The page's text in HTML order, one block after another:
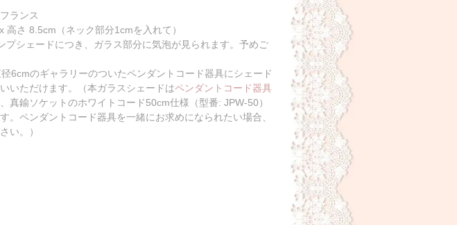
ランス
さ 8.5cm（ネック部分1cmを入れて）
プシェードにつき、ガラス部分に気泡が見られます。予めご
6cmのギャラリーのついたペンダントコード器具にシェード
いただけます。（本ガラスシェードはペンダントコード器具
真鍮ソケットのホワイトコード50cm仕様（型番: JPW-50）
。ペンダントコード器具を一緒にお求めになられたい場合、
い。）